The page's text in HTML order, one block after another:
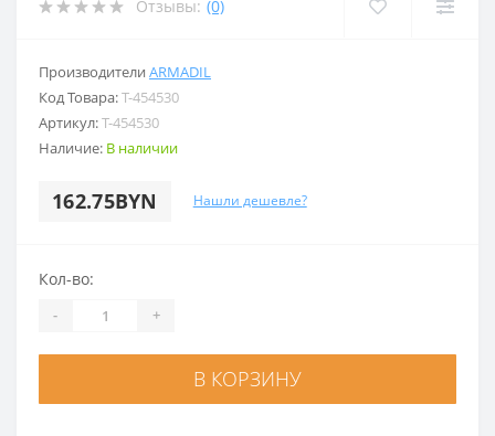
Отзывы: (0)
Производители ARMADIL
Код Товара:Т-454530
Артикул:Т-454530
Наличие: В наличии
162.75BYN Нашли дешевле?
Кол-во:
- +
В КОРЗИНУ